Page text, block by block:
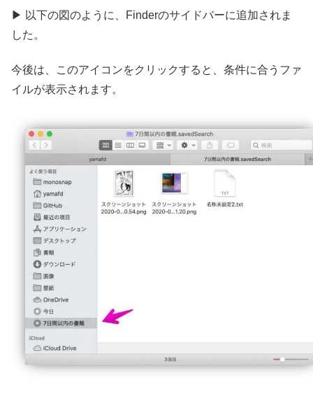
▶ 以下の図のように、Finderのサイドバーに追加されま
した。
今後は、このアイコンをクリックすると、条件に合うファ
イルが表示されます。